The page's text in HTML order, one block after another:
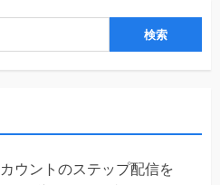
ウントのステップ配信を